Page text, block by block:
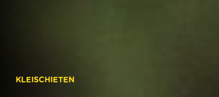
KLEISCHIETEN